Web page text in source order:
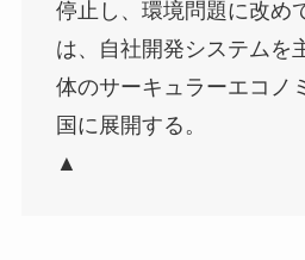
停止し、環境問題に改め
は、自社開発システムを
体のサーキュラーエコノ
国に展開する。
▲